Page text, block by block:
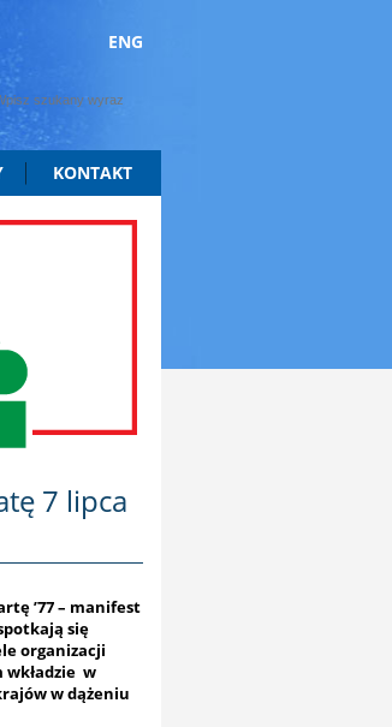
ENG
KONTAKT
7 lipca
’77 – manifest
się
organizacji
wkładzie w
w dążeniu